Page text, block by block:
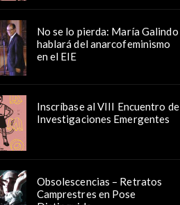
No se lo pierda: María Galindo
hablará del anarcofeminismo
en el EIE
Inscríbase al VIII Encuentro de
Investigaciones Emergentes
Obsolescencias – Retratos
Camprestres en Pose